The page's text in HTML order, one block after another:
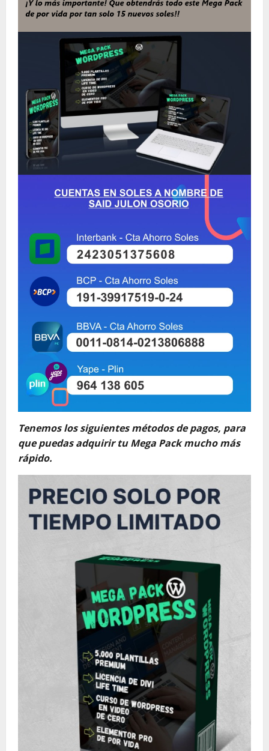
Tenemos los siguientes métodos de pagos, para
que puedas adquirir tu Mega Pack mucho más
rápido.